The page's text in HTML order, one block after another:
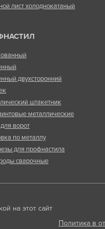
лист холоднокатаный
двухсторонний
штакетник
металлические
ворот
по металлу
для профнастила
сварочные
на этот сайт
Политика в